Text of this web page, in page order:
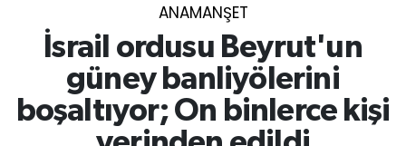
ANAMANŞET
İsrail ordusu Beyrut'un
güney banliyölerini
boşaltıyor; On binlerce kişi
Kültür-Sanat
Yerel
Spor
Trafik Durumu
Süper Lig Puan Durumu ve Fikstür
Tüm Manşetler